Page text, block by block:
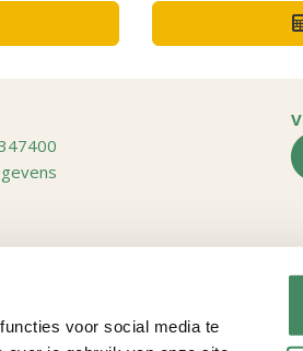
voor social media te